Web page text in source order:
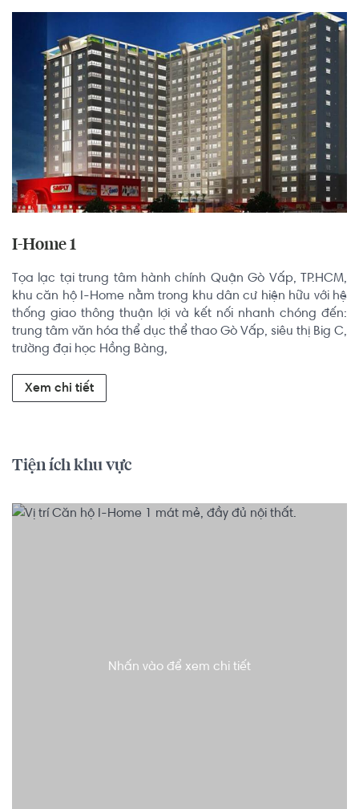
I-Home 1
Tọa lạc tại trung tâm hành chính Quận Gò Vấp, TP.HCM,
khu căn hộ I-Home nằm trong khu dân cư hiện hữu với hệ
thống giao thông thuận lợi và kết nối nhanh chóng đến:
trung tâm văn hóa thể dục thể thao Gò Vấp, siêu thị Big C,
trường đại học Hồng Bàng,
Xem chi tiết
Tiện ích khu vực
Nhấn vào để xem chi tiết